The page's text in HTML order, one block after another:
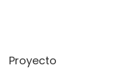
Proyecto